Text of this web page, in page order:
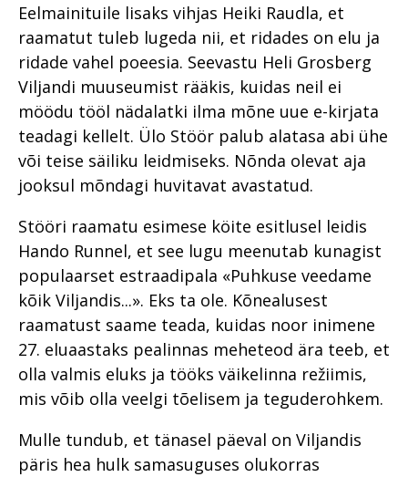
Eelmainituile lisaks vihjas Heiki Raudla, et
raamatut tuleb lugeda nii, et ridades on elu ja
ridade vahel poeesia. Seevastu Heli Grosberg
Viljandi muuseumist rääkis, kuidas neil ei
möödu tööl nädalatki ilma mõne uue e-kirjata
teadagi kellelt. Ülo Stöör palub alatasa abi ühe
või teise säiliku leidmiseks. Nõnda olevat aja
jooksul mõndagi huvitavat avastatud.
Stööri raamatu esimese köite esitlusel leidis
Hando Runnel, et see lugu meenutab kunagist
populaarset estraadipala «Puhkuse veedame
kõik Viljandis...». Eks ta ole. Kõnealusest
raamatust saame teada, kuidas noor inimene
27. eluaastaks pealinnas meheteod ära teeb, et
olla valmis eluks ja tööks väikelinna režiimis,
mis võib olla veelgi tõelisem ja teguderohkem.
Mulle tundub, et tänasel päeval on Viljandis
päris hea hulk samasuguses olukorras